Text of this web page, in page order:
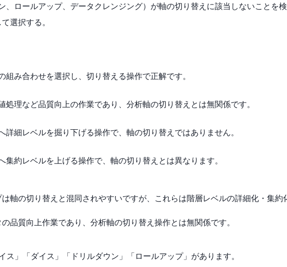
、ロールアップ、データクレンジング）が軸の切り替えに該当しないことを
選択する。
組み合わせを選択し、切り替える操作で正解です。
処理など品質向上の作業であり、分析軸の切り替えとは無関係です。
詳細レベルを掘り下げる操作で、軸の切り替えではありません。
集約レベルを上げる操作で、軸の切り替えとは異なります。
軸の切り替えと混同されやすいですが、これらは階層レベルの詳細化・集約
品質向上作業であり、分析軸の切り替え操作とは無関係です。
ス」「ダイス」「ドリルダウン」「ロールアップ」があります。